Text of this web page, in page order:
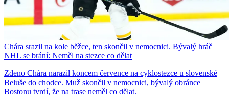
Chára srazil na kole běžce, ten skončil v nemocnici. Bývalý hráč
NHL se brání: Neměl na stezce co dělat
Zdeno Chára narazil koncem července na cyklostezce u slovenské
Beluše do chodce. Muž skončil v nemocnici, bývalý obránce
Bostonu tvrdí, že na trase neměl co dělat.